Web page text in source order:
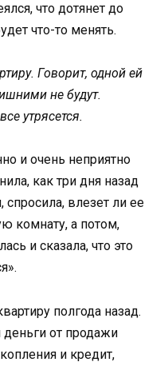
что дотянет до
что-то менять.
Говорит, одной ей
не будут.
утрясется.
и очень неприятно
как три дня назад
влезет ли ее
комнату, а потом,
и сказала, что это
полгода назад.
от продажи
и кредит,